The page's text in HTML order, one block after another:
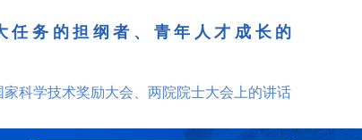
务的担纲者、青年人才成长的
科学技术奖励大会、两院院士大会上的讲话